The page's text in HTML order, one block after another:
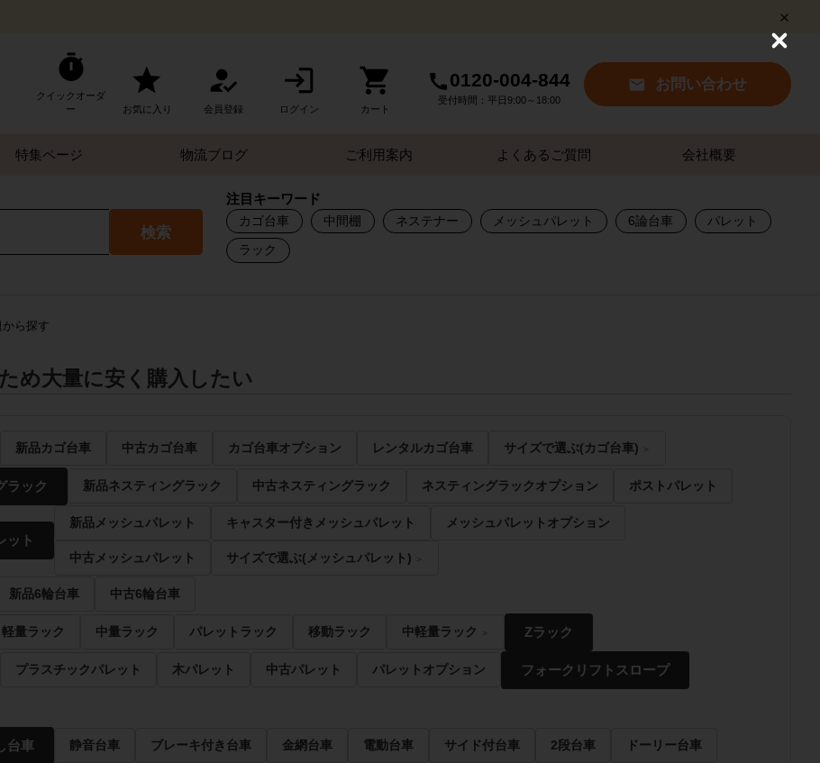
クイックオーダ
ー
お気に入り 会員登録 ログイン カート
0120-004-844
受付時間：平日9:00～18:00
お問い合わせ
特集ページ 物流ブログ ご利用案内 よくあるご質問 会社概要
検索
注目キーワード
カゴ台車 中間棚 ネステナー メッシュパレット 6論台車 パレット
ラック
ら探す
め大量に安く購入したい
新品カゴ台車 中古カゴ台車 カゴ台車オプション レンタルカゴ台車 サイズで選ぶ(カゴ台車)
ラック 新品ネスティングラック 中古ネスティングラック ネスティングラックオプション ポストパレット
ット
新品メッシュパレット キャスター付きメッシュパレット メッシュパレットオプション
中古メッシュパレット サイズで選ぶ(メッシュパレット)
新品6輪台車 中古6輪台車
軽量ラック 中量ラック パレットラック 移動ラック 中軽量ラック Zラック
プラスチックパレット 木パレット 中古パレット パレットオプション フォークリフトスロープ
台車 静音台車 ブレーキ付き台車 金網台車 電動台車 サイド付台車 2段台車 ドーリー台車
C
l